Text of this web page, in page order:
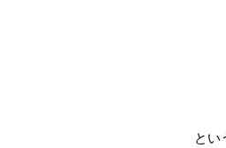
とい